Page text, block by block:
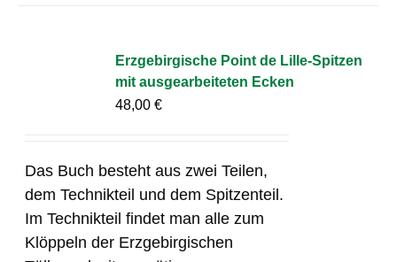
Erzgebirgische Point de Lille-Spitzen
mit ausgearbeiteten Ecken
48,00€
Das Buch besteht aus zwei Teilen,
dem Technikteil und dem Spitzenteil.
Im Technikteil findet man alle zum
Klöppeln der Erzgebirgischen